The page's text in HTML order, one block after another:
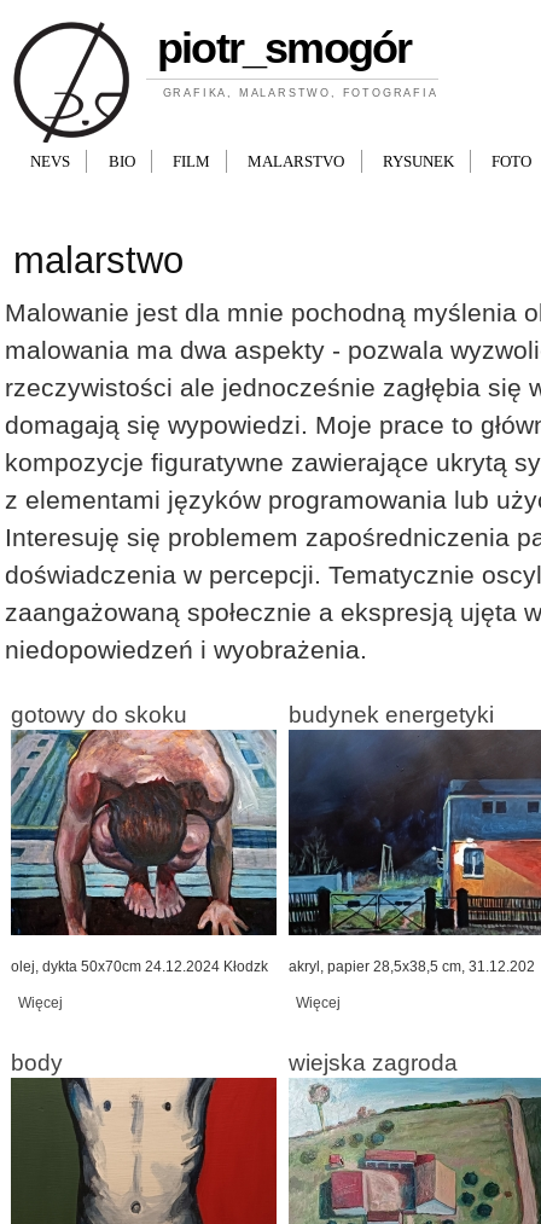
piotr_smogór
GRAFIKA, MALARSTWO, FOTOGRAFIA
NEVS BIO FILM MALARSTVO RYSUNEK FOTO
malarstwo
Malowanie jest dla mnie pochodną myślenia
malowania ma dwa aspekty - pozwala
rzeczywistości ale jednocześnie zagłębia się
domagają się wypowiedzi. Moje prace to
kompozycje figuratywne zawierające ukrytą
z elementami języków programowania lub
Interesuję się problemem zapośredniczenia
doświadczenia w percepcji. Tematycznie
zaangażowaną społecznie a ekspresją ujęta
niedopowiedzeń i wyobrażenia.
gotowy do skoku
olej, dykta 50x70cm 24.12.2024 Kłodzk
Więcej
budynek energetyki
akryl, papier 28,5x38,5 cm, 31.12.202
Więcej
body wiejska zagroda